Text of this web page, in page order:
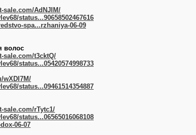
sale.com/AdNJIM/
status...90658502467616
spa...rzhaniya-06-09
волос
sale.com/t3cktQ/
status...05420574998733
wXDI7M/
status...09461514354887
sale.com/rTytc1/
status...06565016068108
06-07